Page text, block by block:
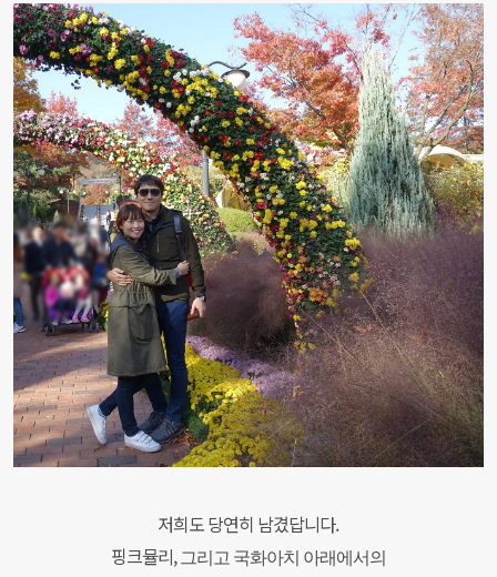
저희도 당연히 남겼답니다.
핑크뮬리,그리고 국화아치 아래에서의